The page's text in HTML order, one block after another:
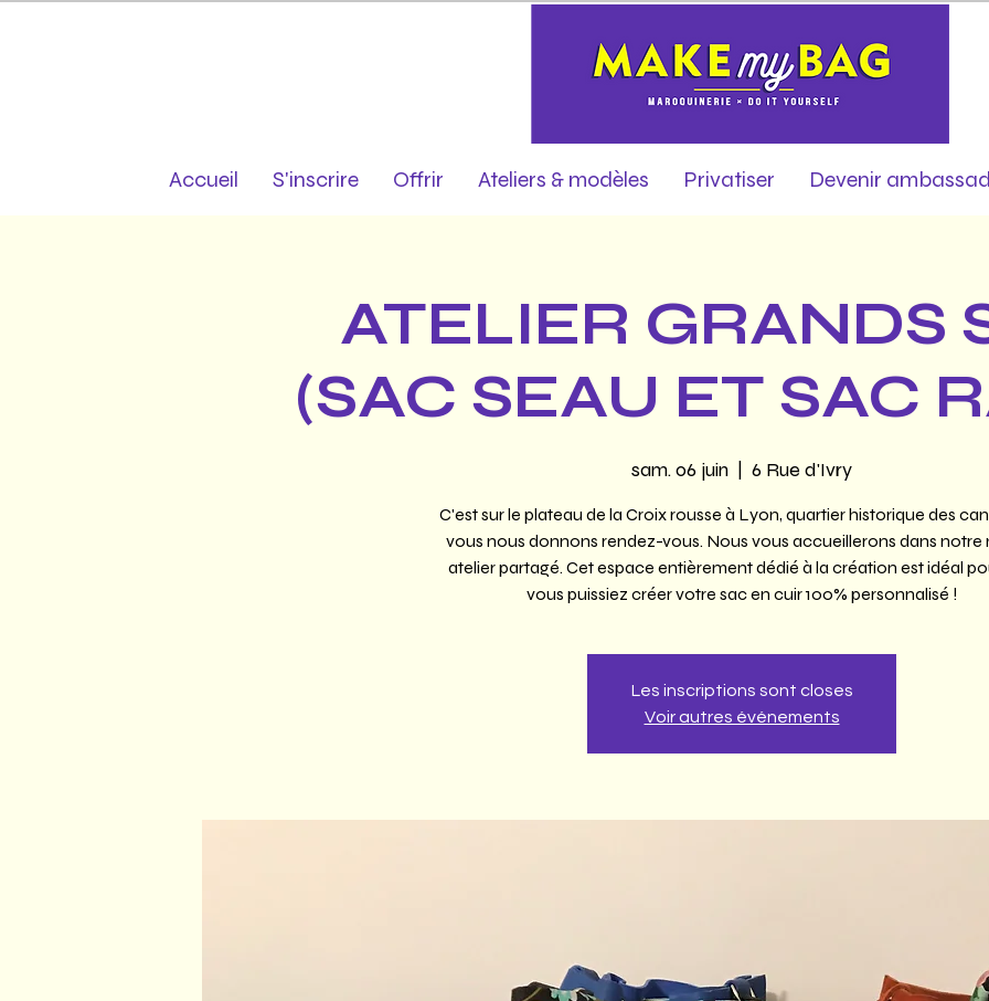
Accueil S'inscrire Offrir Ateliers & modèles Privatiser Devenir
ATELIER GRANDS
(SAC SEAU ET SAC
sam. 06 juin 6 Rue d'Ivry
C'est sur le plateau de la Croix rousse à Lyon, quartier historique des
vous nous donnons rendez-vous. Nous vous accueillerons dans notre
atelier partagé. Cet espace entièrement dédié à la création est idéal
vous puissiez créer votre sac en cuir 100% personnalisé !
Les inscriptions sont closes
Voir autres événements